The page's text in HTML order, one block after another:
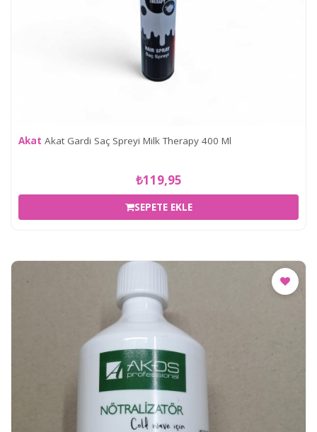
Akat Akat Gardi Saç Spreyi Milk Therapy 400 Ml
₺119,95
SEPETE EKLE